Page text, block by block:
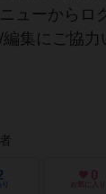
ューからロ
編集にご協力
0
お気に入り